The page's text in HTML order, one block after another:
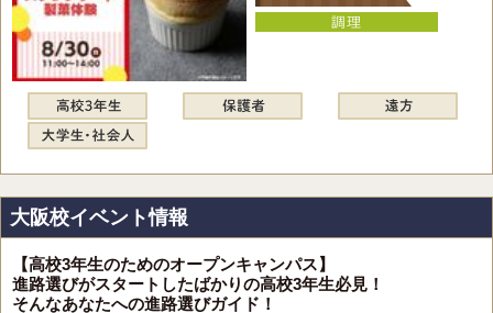
大阪校イベント情報
【高校3年生のためのオープンキャンパス】
進路選びがスタートしたばかりの高校3年生必見！
そんなあなたへの進路選びガイド！